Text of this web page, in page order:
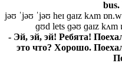
bus.
jəʊ ˈjəʊ ˈjəʊ heɪ ɡaɪz kʌm
ɡʊd lets ɡəʊ ɡaɪz kʌm
- Эй, эй, эй! Ребята!
это что? Хорошо.